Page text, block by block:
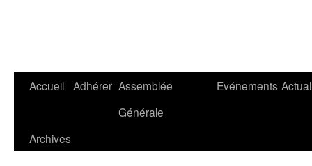
Aller
contenu
Accueil Adhérer Assemblée
Générale
Evénements
Archives